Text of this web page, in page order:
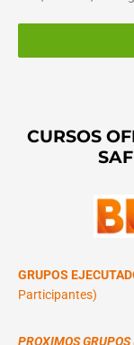
CURSOS
GRUPOS
Participantes)
PROXIMOS